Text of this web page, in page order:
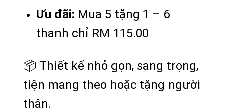
Ưu đãi: Mua 5 tặng 1 – 6
thanh chỉ RM 115.00
📦 Thiết kế nhỏ gọn, sang trọng,
tiện mang theo hoặc tặng người
thân.